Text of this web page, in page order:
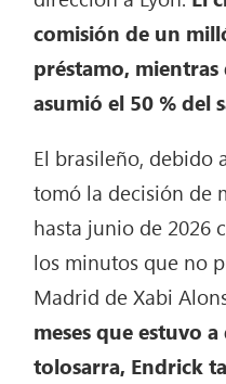
comisión de un
préstamo,
asumió el 50 % del
El brasileño, debido
tomó la decisión de
hasta junio de 2026
los minutos que no
Madrid de Xabi
meses que estuvo
tolosarra, Endrick